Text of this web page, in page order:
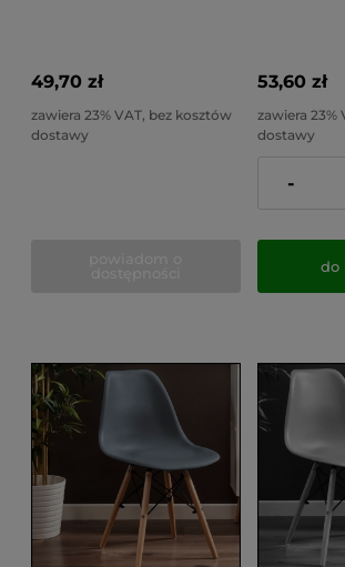
49,70 zł
zawiera 23% VAT, bez kosztów
dostawy
53,60 zł
zawiera 23%
dostawy
-
do